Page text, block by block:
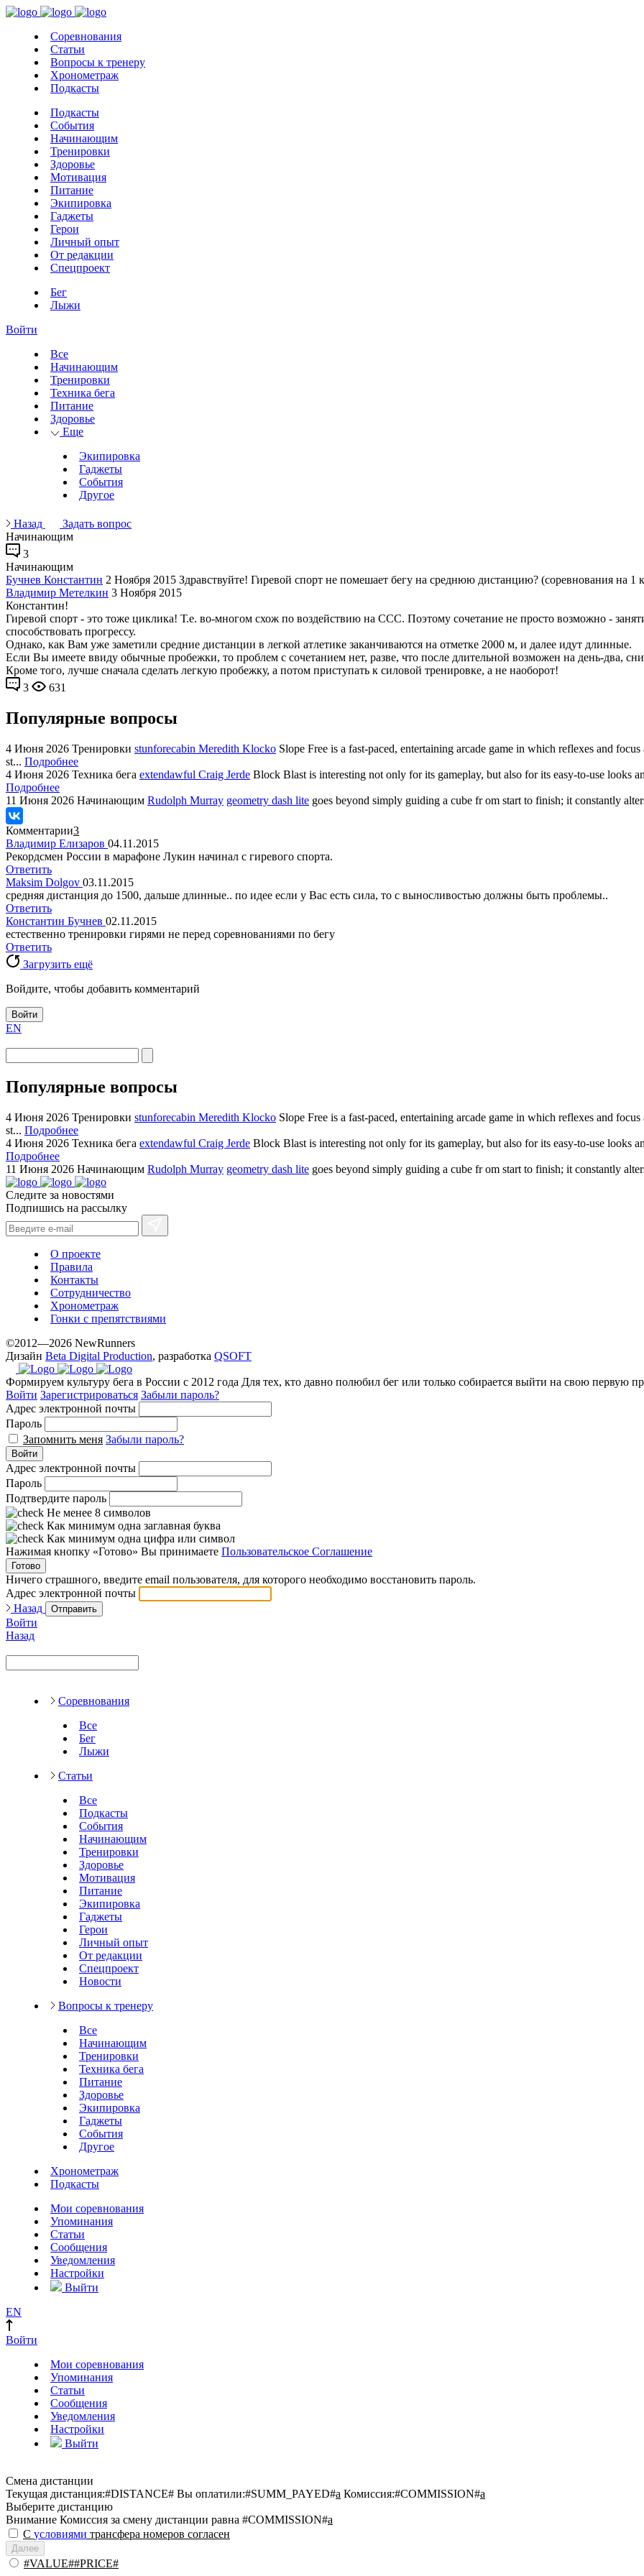
Соревнования
Статьи
Вопросы к тренеру
Хронометраж
Подкасты
Подкасты
События
Начинающим
Тренировки
Здоровье
Мотивация
Питание
Экипировка
Гаджеты
Герои
Личный опыт
От редакции
Спецпроект
Бег
Лыжи
Войти
Все
Начинающим
Тренировки
Техника бега
Питание
Здоровье
Еще
Экипировка
Гаджеты
События
Другое
Назад
Задать вопрос
Начинающим
3
Начинающим
Бучнев Константин 2 Ноября 2015 Здравствуйте! Гиревой спорт не помешает бегу на среднюю дистанцию? (соревнования на
Владимир Метелкин 3 Ноября 2015
Константин!
Гиревой спорт - это тоже циклика! Т.е. во-многом схож по воздействию на ССС. Поэтому сочетание не просто возможно -
способствовать прогрессу.
Однако, как Вам уже заметили средние дистанции в легкой атлетике заканчиваются на отметке 2000 м, и далее идут длинные.
Если Вы имеете ввиду обычные пробежки, то проблем с сочетанием нет, разве, что после длительной возможен на день-два,
Кроме того, лучше сначала сделать легкую пробежку, а потом приступать к силовой тренировке, а не наоборот!
3
631
Популярные вопросы
4 Июня 2026 Тренировки stunforecabin Meredith Klocko Slope Free is a fast-paced, entertaining arcade game in which reflexes and
st... Подробнее
4 Июня 2026 Техника бега extendawful Craig Jerde Block Blast is interesting not only for its gameplay, but also for its easy-to-use looks
Подробнее
11 Июня 2026 Начинающим Rudolph Murray geometry dash lite goes beyond simply guiding a cube fr om start to finish; it constantly
Комментарии3
Владимир Елизаров 04.11.2015
Рекордсмен России в марафоне Лукин начинал с гиревого спорта.
Ответить
Maksim Dolgov 03.11.2015
средняя дистанция до 1500, дальше длинные.. по идее если у Вас есть сила, то с выносливостью должны быть проблемы..
Ответить
Константин Бучнев 02.11.2015
естественно тренировки гирями не перед соревнованиями по бегу
Ответить
Загрузить ещё
Войдите, чтобы добавить комментарий
Войти
EN
Популярные вопросы
4 Июня 2026 Тренировки stunforecabin Meredith Klocko Slope Free is a fast-paced, entertaining arcade game in which reflexes and
st... Подробнее
4 Июня 2026 Техника бега extendawful Craig Jerde Block Blast is interesting not only for its gameplay, but also for its easy-to-use looks
Подробнее
11 Июня 2026 Начинающим Rudolph Murray geometry dash lite goes beyond simply guiding a cube fr om start to finish; it constantly
Следите за новостями
Подпишись на рассылку
О проекте
Правила
Контакты
Сотрудничество
Хронометраж
Гонки с препятствиями
©2012—2026 NewRunners
Дизайн Beta Digital Production, разработка QSOFT
Формируем культуру бега в России с 2012 года Для тех, кто давно полюбил бег или только собирается выйти на свою первую
Войти Зарегистрироваться Забыли пароль?
Адрес электронной почты
Пароль
Запомнить меня Забыли пароль?
Войти
Адрес электронной почты
Пароль
Подтвердите пароль
Не менее 8 символов
Как минимум одна заглавная буква
Как минимум одна цифра или символ
Нажимая кнопку «Готово» Вы принимаете Пользовательское Соглашение
Готово
Ничего страшного, введите email пользователя, для которого необходимо восстановить пароль.
Адрес электронной почты
Назад
Отправить
Войти
Назад
Соревнования
Все
Бег
Лыжи
Статьи
Все
Подкасты
События
Начинающим
Тренировки
Здоровье
Мотивация
Питание
Экипировка
Гаджеты
Герои
Личный опыт
От редакции
Спецпроект
Новости
Вопросы к тренеру
Все
Начинающим
Тренировки
Техника бега
Питание
Здоровье
Экипировка
Гаджеты
События
Другое
Хронометраж
Подкасты
Мои соревнования
Упоминания
Статьи
Сообщения
Уведомления
Настройки
Выйти
EN
Войти
Мои соревнования
Упоминания
Статьи
Сообщения
Уведомления
Настройки
Выйти
Смена дистанции
Текущая дистанция:#DISTANCE# Вы оплатили:#SUMM_PAYED#a Комиссия:#COMMISSION#a
Выберите дистанцию
Внимание Комиссия за смену дистанции равна #COMMISSION#a
С условиями трансфера номеров согласен
Далее
#VALUE##PRICE#